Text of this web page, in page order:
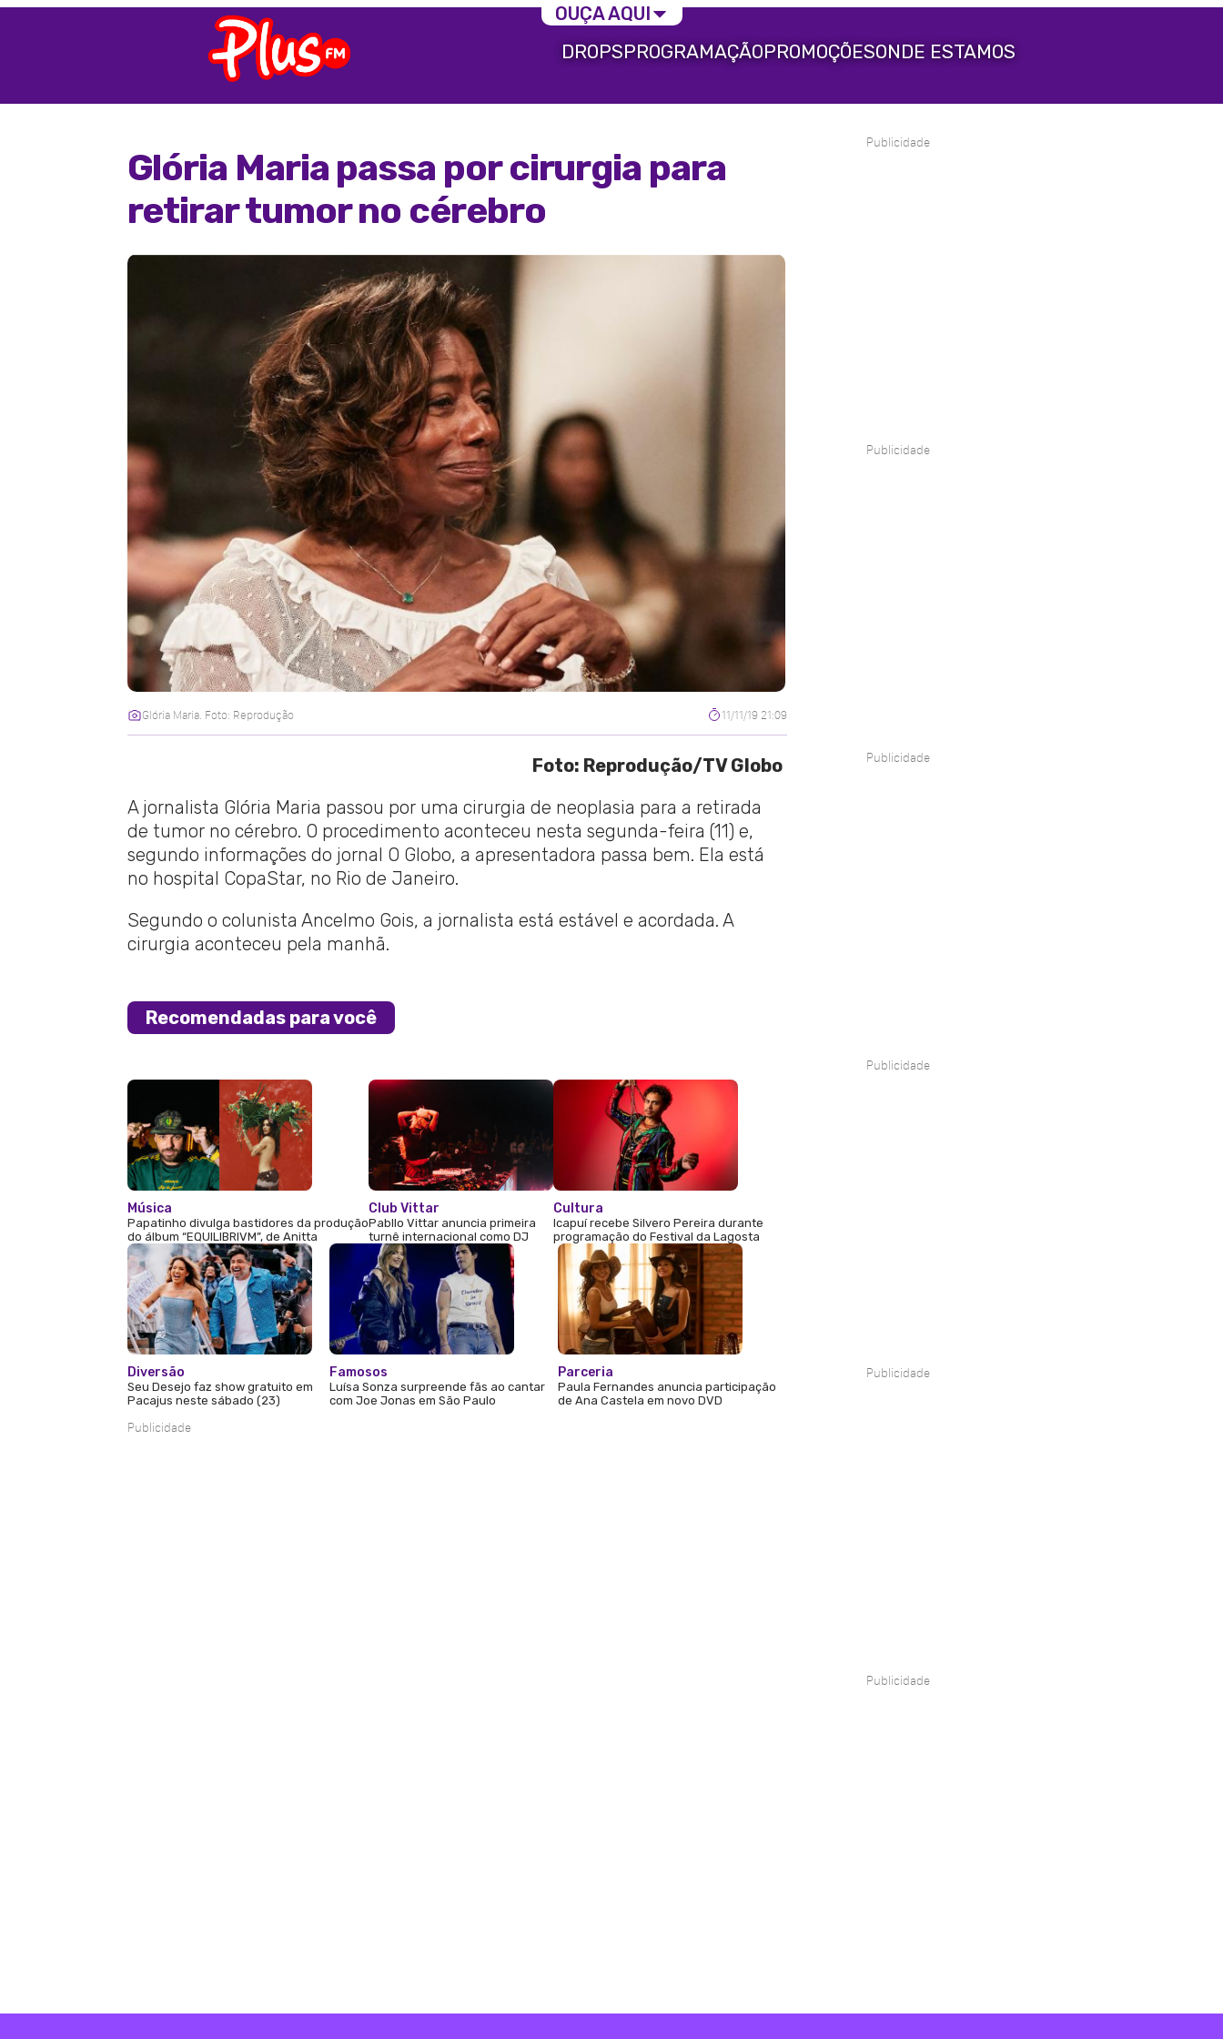
DROPSPROGRAMAÇÃOPROMOÇÕESONDE ESTAMOS
Glória Maria passa por cirurgia para
retirar tumor no cérebro
Glória Maria. Foto: Reprodução 11/11/19 21:09
Foto: Reprodução/TV Globo
A jornalista Glória Maria passou por uma cirurgia de neoplasia para a retirada
de tumor no cérebro. O procedimento aconteceu nesta segunda-feira (11) e,
segundo informações do jornal O Globo, a apresentadora passa bem. Ela está
no hospital CopaStar, no Rio de Janeiro.
Segundo o colunista Ancelmo Gois, a jornalista está estável e acordada. A
cirurgia aconteceu pela manhã.
Recomendadas para você
Música
Papatinho divulga bastidores da produção
do álbum “EQUILIBRIVM”, de Anitta
Club Vittar
Pabllo Vittar anuncia primeira
turnê internacional como DJ
Cultura
Icapuí recebe Silvero Pereira durante
programação do Festival da Lagosta
Diversão
Seu Desejo faz show gratuito em
Pacajus neste sábado (23)
Famosos
Luísa Sonza surpreende fãs ao cantar
com Joe Jonas em São Paulo
Parceria
Paula Fernandes anuncia participação
de Ana Castela em novo DVD
Publicidade
Publicidade
Publicidade
Publicidade
Publicidade
Publicidade
Publicidade
OUÇA AQUI